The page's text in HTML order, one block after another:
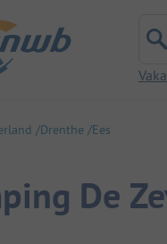
Drenthe Ees
De